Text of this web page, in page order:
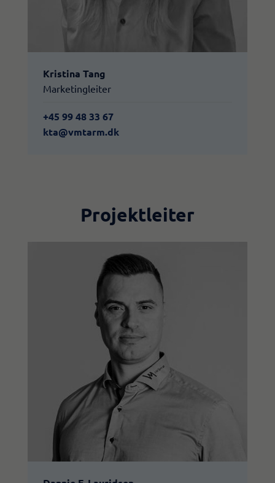
Kristina Tang
Marketingleiter
+45 99 48 33 67
kta@vmtarm.dk
Projektleiter